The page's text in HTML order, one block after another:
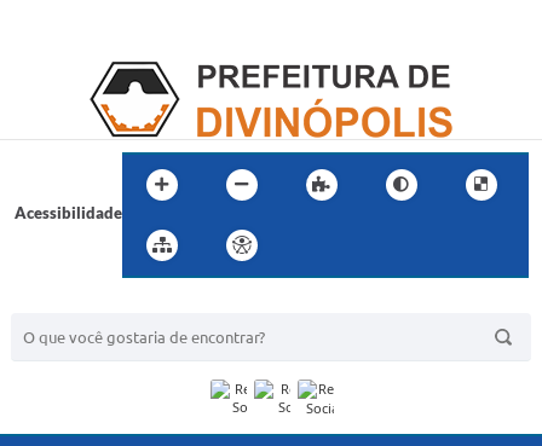
Acessibilidade